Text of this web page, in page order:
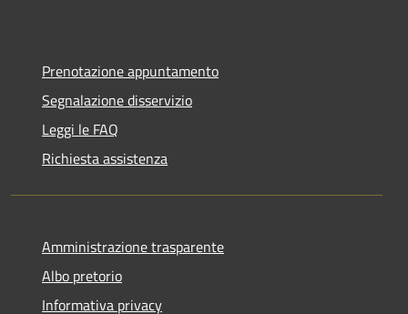
Prenotazione appuntamento
Segnalazione disservizio
Leggi le FAQ
Richiesta assistenza
Amministrazione trasparente
Albo pretorio
Informativa privacy